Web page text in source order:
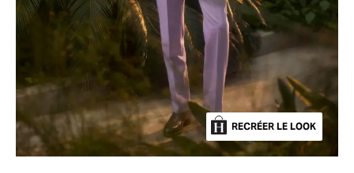
RECRÉER LE LOOK